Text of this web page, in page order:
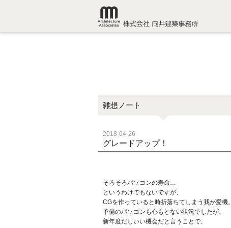
雑想ノート
2018-04-26
グレードアップ！
そろそろパソコンの寿命…
というわけでもないですが、
CGを作っていると時折落ちてしまう我が愛機。
予備のパソコンも心もとない状況でしたが、
新年度だしいい機会だと言うことで、